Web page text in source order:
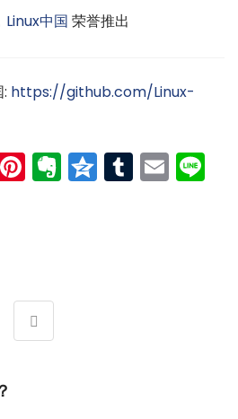
Linux中国 荣誉推出
https://github.com/Linux-
Pinterest
Evernote
Qzone
Tumblr